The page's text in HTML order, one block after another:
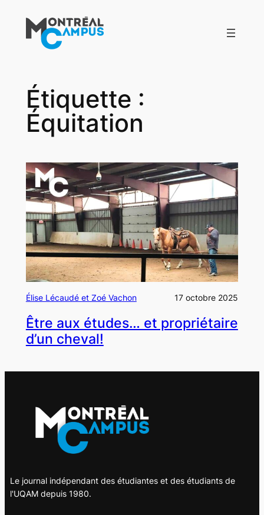
contenu
Étiquette :
Équitation
Élise Lécaudé et Zoé Vachon 17 octobre 2025
Être aux études… et propriétaire
d’un cheval!
Le journal indépendant des étudiantes et des étudiants de
l'UQAM depuis 1980.